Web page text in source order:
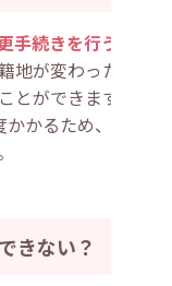
続きを行う有効
地が変わった場
ができます。た
かるため、でき
きない？